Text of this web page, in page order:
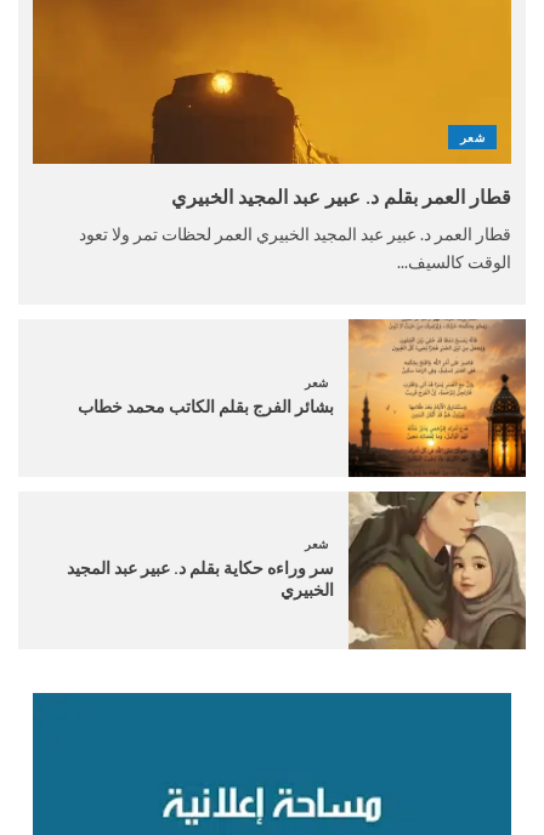
شعر
قطار العمر بقلم د. عبير عبد المجيد الخبيري
قطار العمر د. عبير عبد المجيد الخبيري العمر لحظات تمر ولا تعود
الوقت كالسيف...
شعر
بشائر الفرج بقلم الكاتب محمد خطاب
شعر
سر وراءه حكاية بقلم د. عبير عبد المجيد
الخبيري